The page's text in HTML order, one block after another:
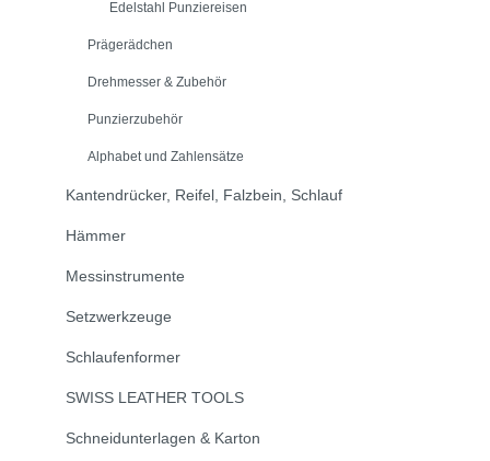
Edelstahl Punziereisen
Prägerädchen
Drehmesser & Zubehör
Punzierzubehör
Alphabet und Zahlensätze
Kantendrücker, Reifel, Falzbein, Schlauf
Hämmer
Messinstrumente
Setzwerkzeuge
Schlaufenformer
SWISS LEATHER TOOLS
Schneidunterlagen & Karton